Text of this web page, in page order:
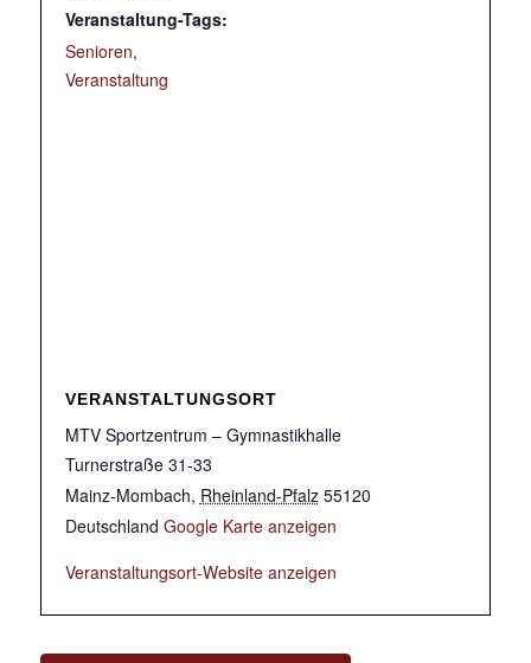
Veranstaltung-Tags:
Senioren,
Veranstaltung
VERANSTALTUNGSORT
MTV Sportzentrum – Gymnastikhalle
Turnerstraße 31-33
Mainz-Mombach, Rheinland-Pfalz 55120
Deutschland Google Karte anzeigen
Veranstaltungsort-Website anzeigen